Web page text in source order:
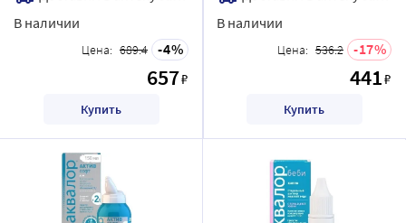
В наличии
Цена: 689.4 4
657₽
Купить
В наличии
Цена: 536.2 17
441₽
Купить